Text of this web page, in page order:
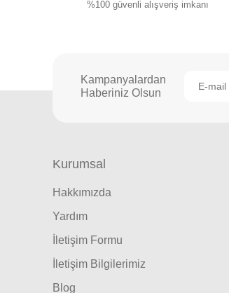
%100 güvenli alışveriş imkanı
Kampanyalardan
Haberiniz Olsun
Kurumsal
Hakkımızda
Yardım
İletişim Formu
İletişim Bilgilerimiz
Blog